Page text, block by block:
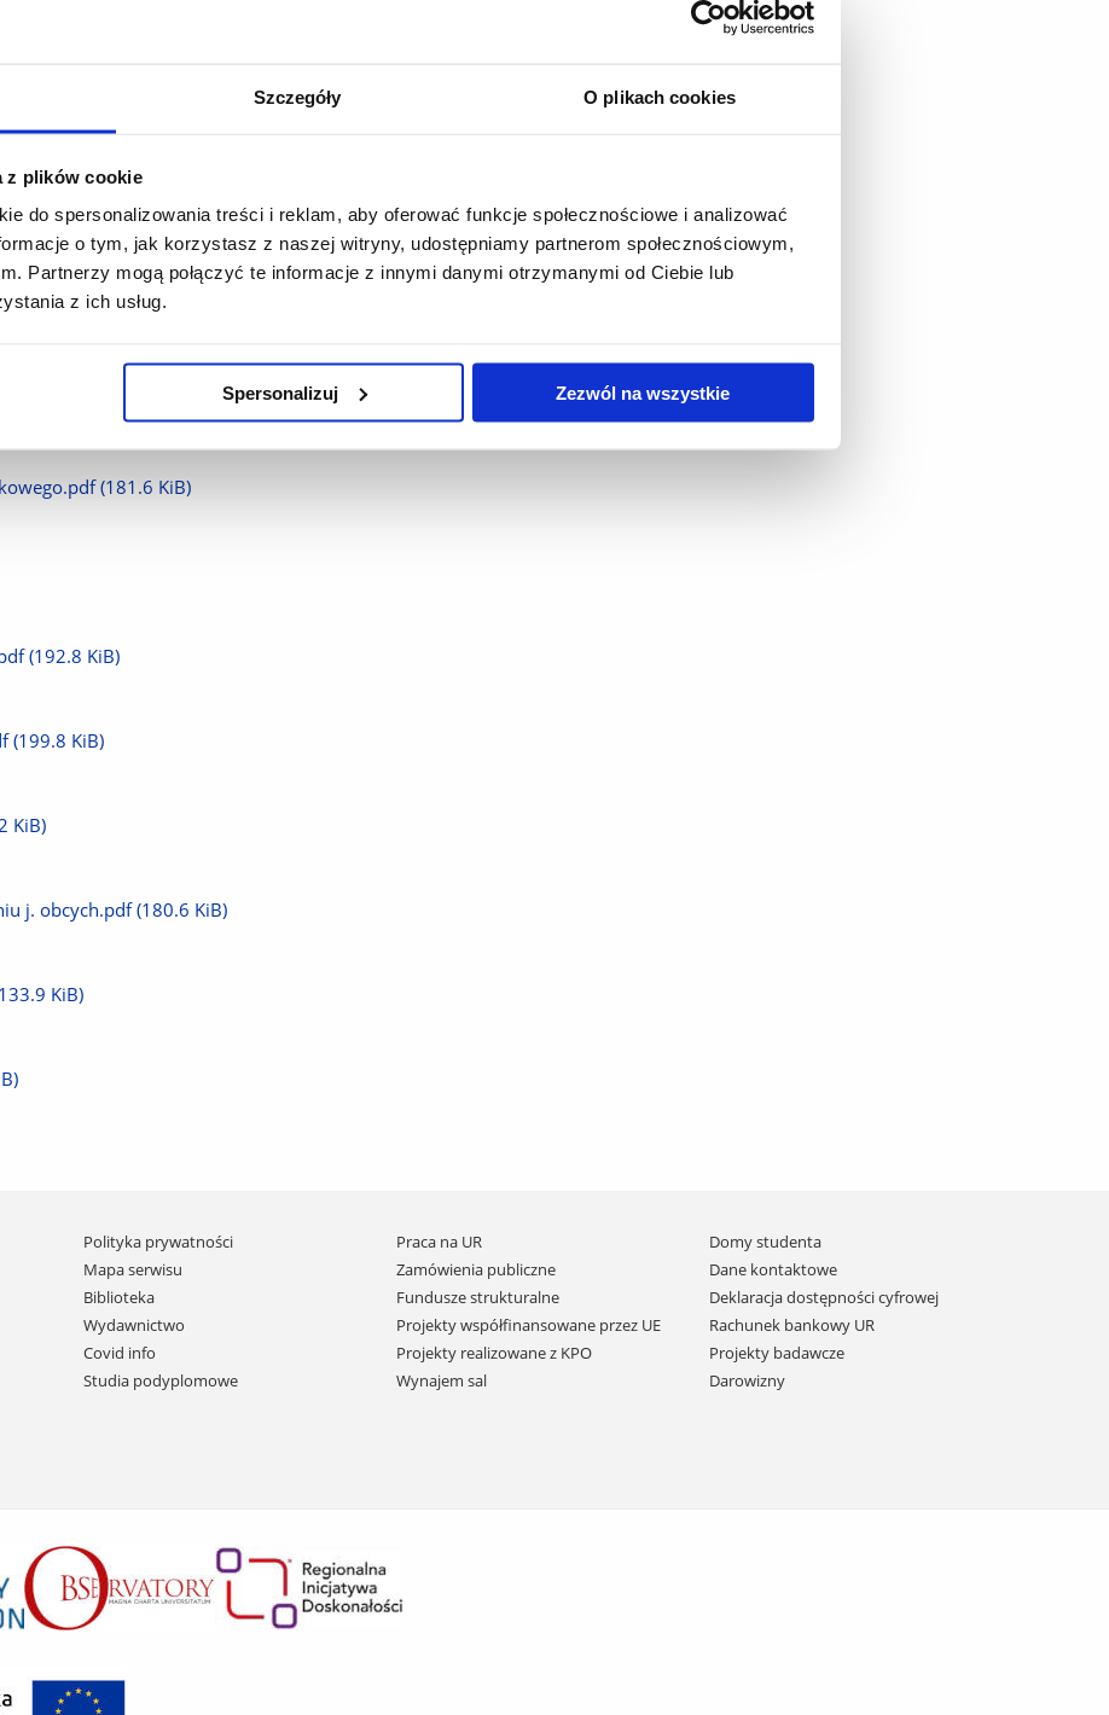
Szczegóły O plikach cookies
z plików cookie
do spersonalizowania treści i reklam, aby oferować funkcje społecznościowe i analizować
o tym, jak korzystasz z naszej witryny, udostępniamy partnerom społecznościowym,
Partnerzy mogą połączyć te informacje z innymi danymi otrzymanymi od Ciebie lub
z ich usług.
Spersonalizuj Zezwól na wszystkie
językowego.pdf
obcych.pdf (158.7 KiB)
polska.pdf
(181.6 KiB)
(192.8 KiB)
(199.8 KiB)
KiB)
j. obcych.pdf (180.6 KiB)
KiB)
Pomiń
nawigację
i
przejdź
do
treści
Polityka prywatności
Mapa serwisu
Biblioteka
Wydawnictwo
Covid info
Studia podyplomowe
Praca na UR
Zamówienia publiczne
Fundusze strukturalne
Projekty współfinansowane przez UE
Projekty realizowane z KPO
Wynajem sal
Domy studenta
Dane kontaktowe
Deklaracja dostępności cyfrowej
Rachunek bankowy UR
Projekty badawcze
Darowizny